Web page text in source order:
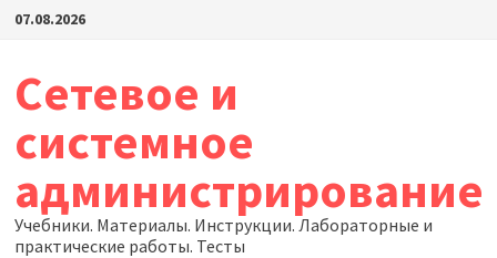
Перейти
07.08.2026
Сетевое и
системное
администрирование
Учебники. Материалы. Инструкции. Лабораторные и
практические работы. Тесты